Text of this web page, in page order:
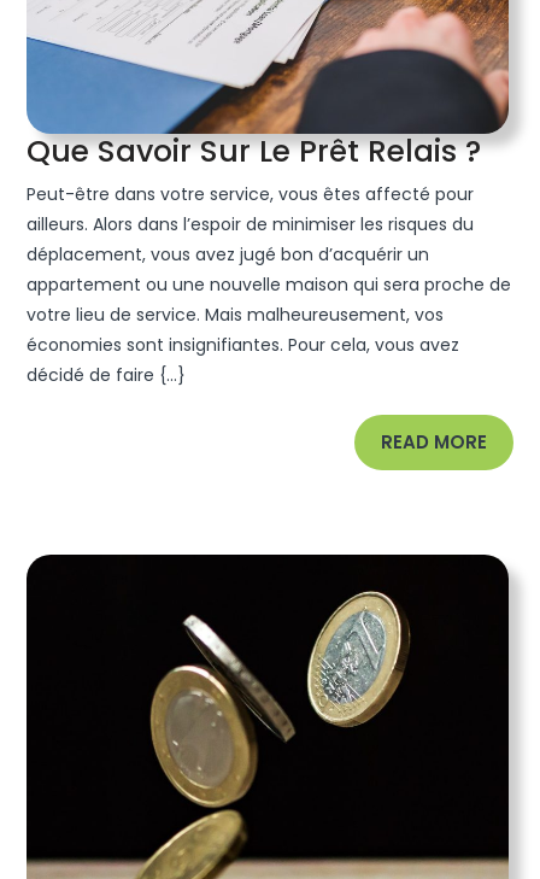
Que Savoir Sur Le Prêt Relais ?
Prêt
Peut-être dans votre service, vous êtes affecté pour
ailleurs. Alors dans l’espoir de minimiser les risques du
déplacement, vous avez jugé bon d’acquérir un
appartement ou une nouvelle maison qui sera proche de
votre lieu de service. Mais malheureusement, vos
économies sont insignifiantes. Pour cela, vous avez
décidé de faire {...}
READ MORE READ
MORE